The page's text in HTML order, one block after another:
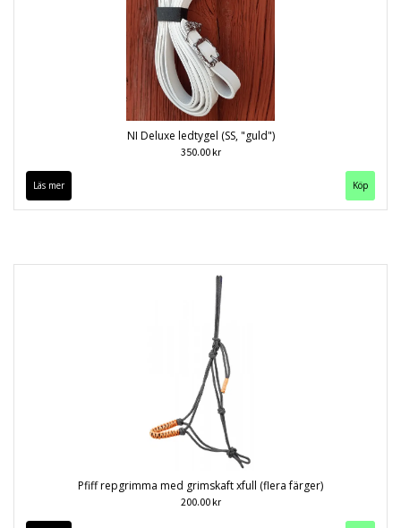
NI Deluxe ledtygel (SS, "guld")
350.00 kr
Läs mer Köp
Pfiff repgrimma med grimskaft xfull (flera färger)
200.00 kr